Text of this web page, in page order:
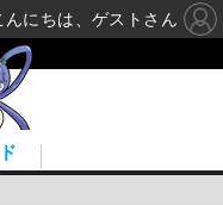
んにちは、ゲストさん